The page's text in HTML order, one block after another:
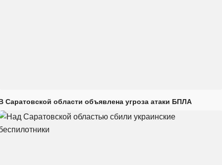
Саратовской области объявлена угроза атаки БПЛА